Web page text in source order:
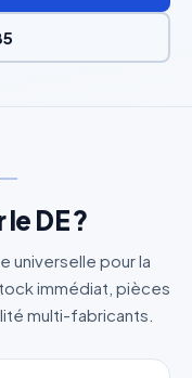
DE ?
universelle pour la
immédiat, pièces
multi-fabricants.